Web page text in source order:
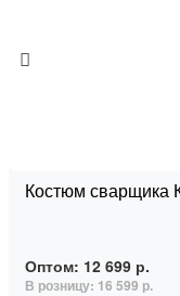
Костюм сварщика
Оптом: 12 699 р.
В розницу: 16 599 р.